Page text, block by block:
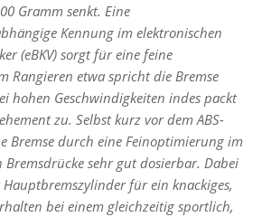
Gramm senkt. Eine
Kennung im elektronischen
(eBKV) sorgt für eine feine
Rangieren etwa spricht die Bremse
hohen Geschwindigkeiten indes packt
zu. Selbst kurz vor dem ABS-
Bremse durch eine Feinoptimierung im
Bremsdrücke sehr gut dosierbar. Dabei
für ein knackiges,
bei einem gleichzeitig sportlich,